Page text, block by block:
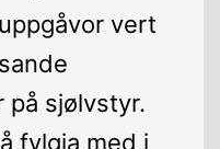
vert
på sjølvstyr.
fylgja med i